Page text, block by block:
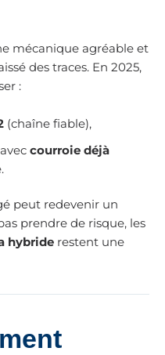
mécanique agréable et
des traces. En 2025,
:
(chaîne fiable),
courroie déjà
peut redevenir un
prendre de risque, les
hybride restent une